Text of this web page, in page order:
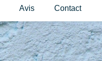
Avis Contact